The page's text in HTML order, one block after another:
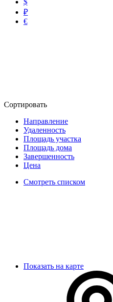
$
₽
€
Сортировать
Направление
Удаленность
Площадь участка
Площадь дома
Завершенность
Цена
Смотреть списком
Показать на карте